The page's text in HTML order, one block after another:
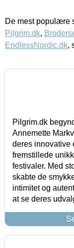
De mest populære
Pilgrim.dk,
EndlessNordic.dk,
Pilgrim.dk
Annemette
deres innovative
fremstillede
festivaler. Med
skabte de
intimitet og
at se deres